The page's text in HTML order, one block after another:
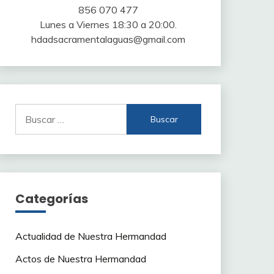
856 070 477
Lunes a Viernes 18:30 a 20:00.
hdadsacramentalaguas@gmail.com
Categorías
Actualidad de Nuestra Hermandad
Actos de Nuestra Hermandad